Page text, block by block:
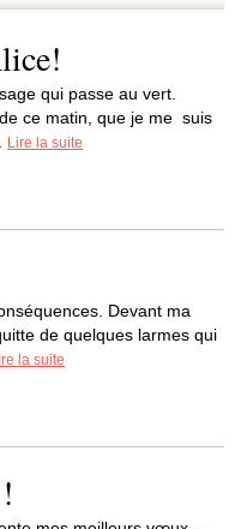
qui passe au vert.
ce matin, que je me suis
Lire la suite
Devant ma
de quelques larmes qui
la suite